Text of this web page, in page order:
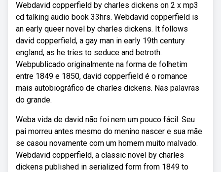
Webdavid copperfield by charles dickens on 2 x mp3
cd talking audio book 33hrs. Webdavid copperfield is
an early queer novel by charles dickens. It follows
david copperfield, a gay man in early 19th century
england, as he tries to seduce and betroth.
Webpublicado originalmente na forma de folhetim
entre 1849 e 1850, david copperfield é o romance
mais autobiográfico de charles dickens. Nas palavras
do grande.
Weba vida de david não foi nem um pouco fácil. Seu
pai morreu antes mesmo do menino nascer e sua mãe
se casou novamente com um homem muito malvado.
Webdavid copperfield, a classic novel by charles
dickens published in serialized form from 1849 to